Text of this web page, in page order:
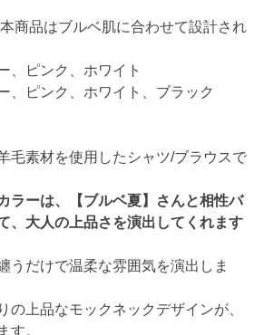
本商品はブルベ肌に合わせて設計され
、ピンク、ホワイト
ピンク、ホワイト、ブラック
毛素材を使用したシャツ/ブラウスで
ラーは、【ブルベ夏】さんと相性バ
、大人の上品さを演出してくれます
うだけで温柔な雰囲気を演出しま
の上品なモックネックデザインが、
す。